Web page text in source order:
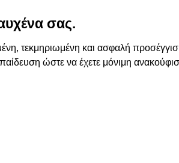
σας.
τεκμηριωμένη και ασφαλή
ώστε να έχετε μόνιμη